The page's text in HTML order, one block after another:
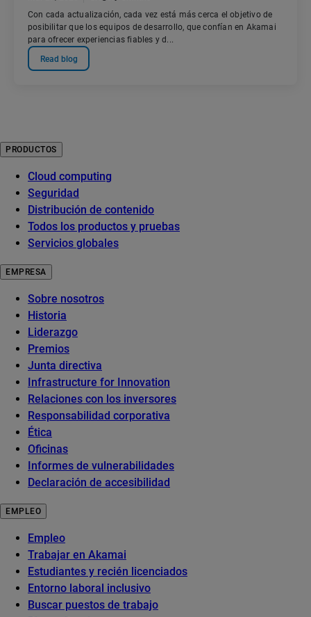
Con cada actualización, cada vez está más cerca el objetivo de
posibilitar que los equipos de desarrollo, que confían en Akamai
para ofrecer experiencias fiables y d...
Read blog
PRODUCTOS
Cloud computing
Seguridad
Distribución de contenido
Todos los productos y pruebas
Servicios globales
EMPRESA
Sobre nosotros
Historia
Liderazgo
Premios
Junta directiva
Infrastructure for Innovation
Relaciones con los inversores
Responsabilidad corporativa
Ética
Oficinas
Informes de vulnerabilidades
Declaración de accesibilidad
EMPLEO
Empleo
Trabajar en Akamai
Estudiantes y recién licenciados
Entorno laboral inclusivo
Buscar puestos de trabajo